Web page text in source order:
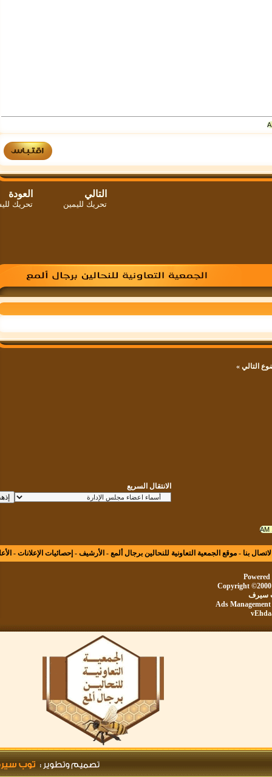
العودة
تحريك لليسار
التالي
تحريك لليمين
»
الانتقال السريع
بنا-موقع الجمعية التعاونية للنحالين برجال ألمع -الأرشيف-إحصائيات الإعلانات-الأعلى
Copyright
Ads